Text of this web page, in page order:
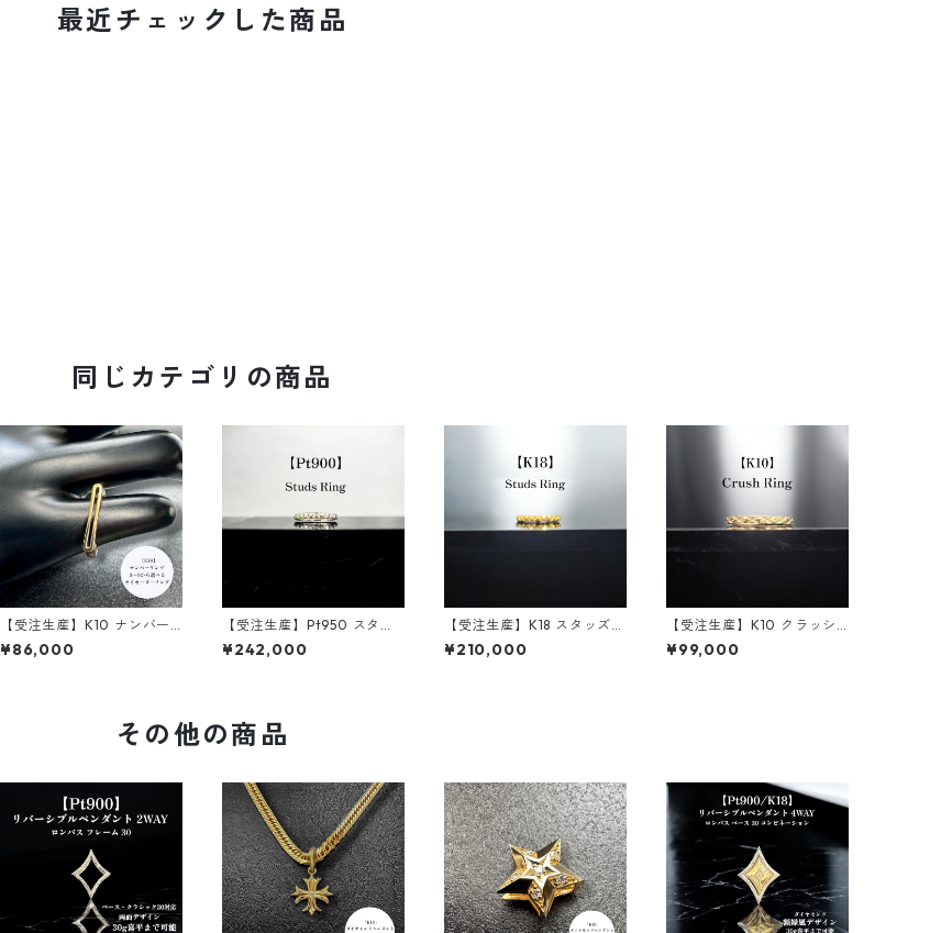
最近チェックした商品
同じカテゴリの商品
【受注生産】K10 ナンバー
リング｜数字モチーフ｜幅2.
7mm｜customade.045
¥86,000
【受注生産】Pt950 スタッ
ズリング｜スタッズモチー
フ｜幅2.4mm｜customad
¥242,000
【受注生産】K18 スタッズリ
ング｜スタッズモチーフ｜
幅2.4mm｜customade.04
¥210,000
【受注生産】K10 クラッシ
ュリング｜幅2mm｜custo
made.045
¥99,000
その他の商品